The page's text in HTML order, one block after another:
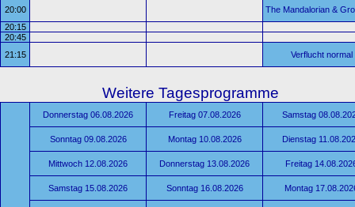
20:00
The Mandalorian &
20:15
20:45
21:15
Verflucht normal
Weitere Tagesprogramme
Donnerstag 06.08.2026 Freitag 07.08.2026 Samstag
Sonntag 09.08.2026 Montag 10.08.2026 Dienstag
Mittwoch 12.08.2026 Donnerstag 13.08.2026 Freitag
Samstag 15.08.2026 Sonntag 16.08.2026 Montag